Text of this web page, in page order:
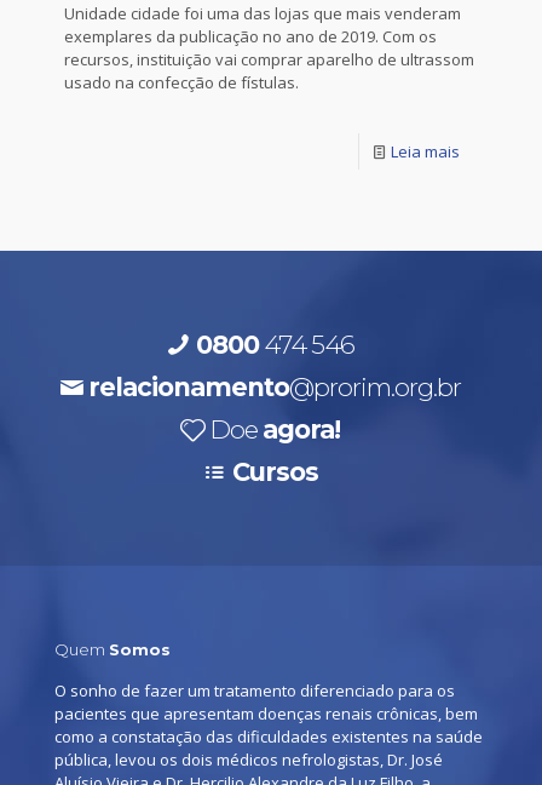
Unidade cidade foi uma das lojas que mais venderam
exemplares da publicação no ano de 2019. Com os
recursos, instituição vai comprar aparelho de ultrassom
usado na confecção de fístulas.
Leia mais
0800474 546
relacionamento@prorim.org.br
Doe agora!
Cursos
Quem Somos
O sonho de fazer um tratamento diferenciado para os
pacientes que apresentam doenças renais crônicas, bem
como a constatação das dificuldades existentes na saúde
pública, levou os dois médicos nefrologistas, Dr. José